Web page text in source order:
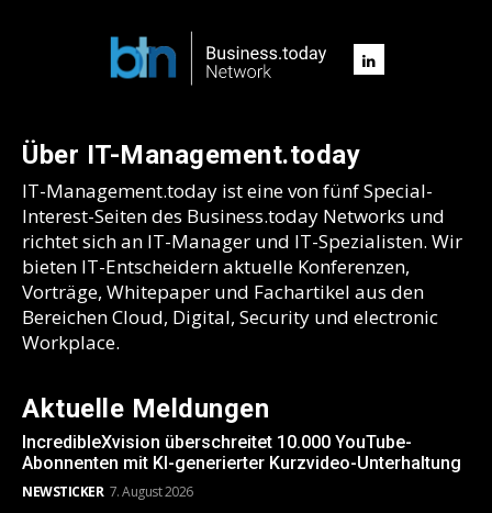
Über IT-Management.today
IT-Management.today ist eine von fünf Special-
Interest-Seiten des Business.today Networks und
richtet sich an IT-Manager und IT-Spezialisten. Wir
bieten IT-Entscheidern aktuelle Konferenzen,
Vorträge, Whitepaper und Fachartikel aus den
Bereichen Cloud, Digital, Security und electronic
Workplace.
Aktuelle Meldungen
IncredibleXvision überschreitet 10.000 YouTube-
Abonnenten mit KI-generierter Kurzvideo-Unterhaltung
NEWSTICKER 7. August 2026